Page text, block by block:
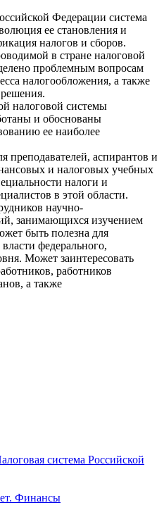
Федерации система
ее становления и
налогов и сборов.
в стране налоговой
проблемным вопросам
налогообложения, а также
налоговой системы
и обоснованы
ее наиболее
преподавателей, аспирантов и
и налоговых учебных
налоги и
в этой области.
научно-
занимающихся изучением
быть полезна для
федерального,
Может заинтересовать
работников
а также
система Российской
Финансы